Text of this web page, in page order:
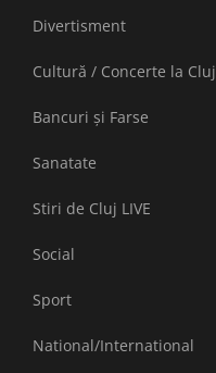
Divertisment
Cultură / Concerte la Cluj
Bancuri și Farse
Sanatate
Stiri de Cluj LIVE
Social
Sport
National/International